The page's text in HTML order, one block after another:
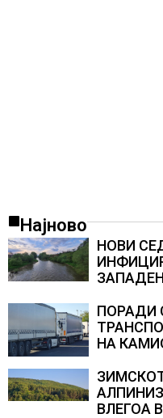
Најново
НОВИ
ЗАПАДЕН
ПОРАДИ
НА
ВЛЕГОА